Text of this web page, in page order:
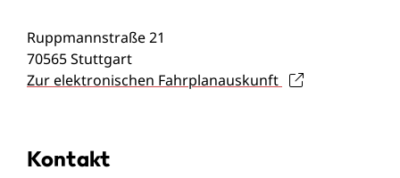
Ruppmannstraße 21
70565Stuttgart
Zur elektronischen Fahrplanauskunft
Kontakt